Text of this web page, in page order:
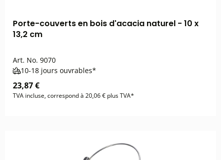
Porte-couverts en bois d'acacia naturel - 10 x
13,2 cm
Art. No. 9070
10-18 jours ouvrables*
23,87 €
TVA incluse, correspond à 20,06 € plus TVA*